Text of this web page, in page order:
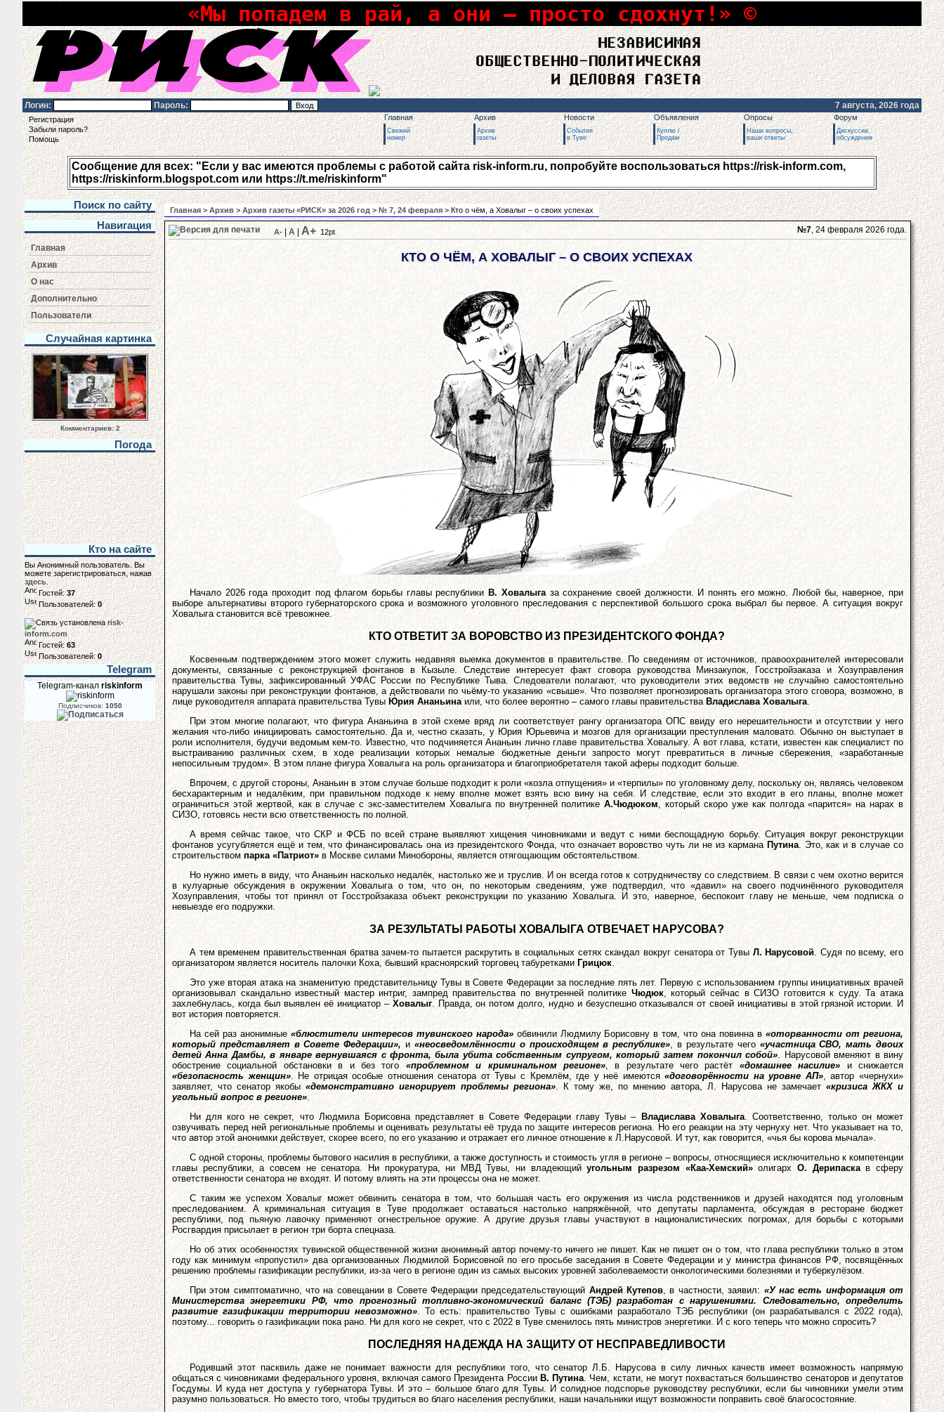
«Мы попадем в рай, а они – просто сдохнут!» ©
Логин: Пароль: 7 августа, 2026 года
Регистрация
Забыли пароль?
Помощь
Главная
Свежий
номер
Архив
Архив
газеты
Новости
События
в Туве
Объявления
Куплю /
Продам
Опросы
Наши вопросы,
ваши ответы
Форум
Дискуссии,
обсуждения
Сообщение для всех: "Если у вас имеются проблемы с работой сайта risk-inform.ru, попробуйте воспользоваться https://risk-inform.com,
https://riskinform.blogspot.com или https://t.me/riskinform"
Поиск по сайту
Навигация
Главная
Архив
О нас
Дополнительно
Пользователи
Случайная картинка
Комментариев: 2
Погода
Кто на сайте
Вы Анонимный пользователь. Вы
можете зарегистрироваться, нажав
здесь.
Гостей:37
Пользователей:0
risk-
inform.com
Гостей:63
Пользователей:0
Telegram
Telegram-канал riskinform
Подписчиков: 1050
Главная > Архив > Архив газеты «РИСК» за 2026 год > № 7, 24 февраля > Кто о чём, а Ховалыг – о своих успехах
A- A A+ 12pt №7, 24 февраля 2026 года.
КТО О ЧЁМ, А ХОВАЛЫГ – О СВОИХ УСПЕХАХ
Начало 2026 года проходит под флагом борьбы главы республики В. Ховалыгаза сохранение своей должности. И понять его можно. Любой бы, наверное, при
выборе альтернативы второго губернаторского срока и возможного уголовного преследования с перспективой большого срока выбрал бы первое. А ситуация вокруг
Ховалыга становится всё тревожнее.
КТО ОТВЕТИТ ЗА ВОРОВСТВО ИЗ ПРЕЗИДЕНТСКОГО ФОНДА?
Косвенным подтверждением этого может служить недавняя выемка документов в правительстве. По сведениям от источников, правоохранителей интересовали
документы, связанные с реконструкцией фонтанов в Кызыле. Следствие интересует факт сговора руководства Минзакупок, Госстройзаказа и Хозуправления
правительства Тувы, зафиксированный УФАС России по Республике Тыва. Следователи полагают, что руководители этих ведомств не случайно самостоятельно
нарушали законы при реконструкции фонтанов, а действовали по чьёму-то указанию «свыше». Что позволяет прогнозировать организатора этого сговора, возможно, в
лице руководителя аппарата правительства Тувы Юрия Ананьина или, что более вероятно – самого главы правительства Владислава Ховалыга
При этом многие полагают, что фигура Ананьина в этой схеме вряд ли соответствует рангу организатора ОПС ввиду его нерешительности и отсутствии у него
желания что-либо инициировать самостоятельно. Да и, честно сказать, у Юрия Юрьевича и мозгов для организации преступления маловато. Обычно он выступает в
роли исполнителя, будучи ведомым кем-то. Известно, что подчиняется Ананьин лично главе правительства Ховалыгу. А вот глава, кстати, известен как специалист по
выстраиванию различных схем, в ходе реализации которых немалые бюджетные деньги запросто могут превратиться в личные сбережения, «заработанные
непосильным трудом». В этом плане фигура Ховалыга на роль организатора и благоприобретателя такой аферы подходит больше.
Впрочем, с другой стороны, Ананьин в этом случае больше подходит к роли «козла отпущения» и «терпилы» по уголовному делу, поскольку он, являясь человеком
бесхарактерным и недалёким, при правильном подходе к нему вполне может взять всю вину на себя. И следствие, если это входит в его планы, вполне может
ограничиться этой жертвой, как в случае с экс-заместителем Ховалыга по внутренней политикеА.Чюдюком , который скоро уже как полгода «парится» на нарах в
СИЗО, готовясь нести всю ответственность по полной.
А время сейчас такое, что СКР и ФСБ по всей стране выявляют хищения чиновниками и ведут с ними беспощадную борьбу. Ситуация вокруг реконструкции
фонтанов усугубляется ещё и тем, что финансировалась она из президентского Фонда, что означает воровство чуть ли не из кармана Путина. Это, как и в случае со
строительством парка «Патриот» в Москве силами Минобороны, является отягощающим обстоятельством.
Но нужно иметь в виду, что Ананьин насколько недалёк, настолько же и труслив. И он всегда готов к сотрудничеству со следствием. В связи с чем охотно верится
в кулуарные обсуждения в окружении Ховалыга о том, что он, по некоторым сведениям, уже подтвердил, что «давил» на своего подчинённого руководителя
Хозуправления, чтобы тот принял от Госстройзаказа объект реконструкции по указанию Ховалыга. И это, наверное, беспокоит главу не меньше, чем подписка о
невыезде его подружки.
ЗА РЕЗУЛЬТАТЫ РАБОТЫ ХОВАЛЫГА ОТВЕЧАЕТ НАРУСОВА?
А тем временем правительственная братва зачем-то пытается раскрутить в социальных сетях скандал вокруг сенатора от Тувы Л. Нарусовой . Судя по всему, его
организатором является носитель палочки Коха, бывший красноярский торговец табуретками Грицюк
Это уже вторая атака на знаменитую представительницу Тувы в Совете Федерации за последние пять лет. Первую с использованием группы инициативных врачей
организовывал скандально известный мастер интриг, зампред правительства по внутренней политике Чюдюк, который сейчас в СИЗО готовится к суду. Та атака
захлебнулась, когда был выявлен её инициатор – Ховалыг. Правда, он потом долго, нудно и безуспешно отказывался от своей инициативы в этой грязной истории. И
вот история повторяется.
На сей раз анонимные «блюстители интересов тувинского народа»обвинили Людмилу Борисовну в том, что она повинна в«оторванности от региона,
который представляет в Совете Федерации», и «неосведомлённости о происходящем в республике» , в результате чего «участница СВО, мать двоих
детей Анна Дамбы, в январе вернувшаяся с фронта, была убита собственным супругом, который затем покончил собой» . Нарусовой вменяют в вину
обострение социальной обстановки в и без того «проблемном и криминальном регионе», в результате чего растёт «домашнее насилие» и снижается
«безопасность женщин». Не отрицая особые отношения сенатора от Тувы с Кремлём, где у неё имеются«договорённости на уровне АП», автор «чернухи»
заявляет, что сенатор якобы «демонстративно игнорирует проблемы региона» . К тому же, по мнению автора, Л. Нарусова не замечает «кризиса ЖКХ и
угольный вопрос в регионе»
Ни для кого не секрет, что Людмила Борисовна представляет в Совете Федерации главу Тувы – Владислава Ховалыга. Соответственно, только он может
озвучивать перед ней региональные проблемы и оценивать результаты её труда по защите интересов региона. Но его реакции на эту чернуху нет. Что указывает на то,
что автор этой анонимки действует, скорее всего, по его указанию и отражает его личное отношение к Л.Нарусовой. И тут, как говорится, «чья бы корова мычала».
С одной стороны, проблемы бытового насилия в республики, а также доступность и стоимость угля в регионе – вопросы, относящиеся исключительно к компетенции
главы республики, а совсем не сенатора. Ни прокуратура, ни МВД Тувы, ни владеющийугольным разрезом «Каа-Хемский»олигархО. Дерипаскав сферу
ответственности сенатора не входят. И потому влиять на эти процессы она не может.
С таким же успехом Ховалыг может обвинить сенатора в том, что большая часть его окружения из числа родственников и друзей находятся под уголовным
преследованием. А криминальная ситуация в Туве продолжает оставаться настолько напряжённой, что депутаты парламента, обсуждая в ресторане бюджет
республики, под пьяную лавочку применяют огнестрельное оружие. А другие друзья главы участвуют в националистических погромах, для борьбы с которыми
Росгвардия присылает в регион три борта спецназа.
Но об этих особенностях тувинской общественной жизни анонимный автор почему-то ничего не пишет. Как не пишет он о том, что глава республики только в этом
году как минимум «пропустил» два организованных Людмилой Борисовной по его просьбе заседания в Совете Федерации и у министра финансов РФ, посвящённых
решению проблемы газификации республики, из-за чего в регионе один из самых высоких уровней заболеваемости онкологическими болезнями и туберкулёзом.
При этом симптоматично, что на совещании в Совете Федерации председательствующий Андрей Кутепов , в частности, заявил: «У нас есть информация от
Министерства энергетики РФ, что прогнозный топливно-экономический баланс (ТЭБ) разработан с нарушениями. Следовательно, определить
развитие газификации территории невозможно» . То есть: правительство Тувы с ошибками разработало ТЭБ республики (он разрабатывался с 2022 года),
поэтому... говорить о газификации пока рано. Ни для кого не секрет, что с 2022 в Туве сменилось пять министров энергетики. И с кого теперь что можно спросить?
ПОСЛЕДНЯЯ НАДЕЖДА НА ЗАЩИТУ ОТ НЕСПРАВЕДЛИВОСТИ
Родивший этот пасквиль даже не понимает важности для республики того, что сенатор Л.Б. Нарусова в силу личных качеств имеет возможность напрямую
общаться с чиновниками федерального уровня, включая самого Президента России В. Путина . Чем, кстати, не могут похвастаться большинство сенаторов и депутатов
Госдумы. И куда нет доступа у губернатора Тувы. И это – большое благо для Тувы. И солидное подспорье руководству республики, если бы чиновники умели этим
разумно пользоваться. Но вместо того, чтобы трудиться во благо населения республики, наши начальники ищут возможности поправить своё благосостояние.